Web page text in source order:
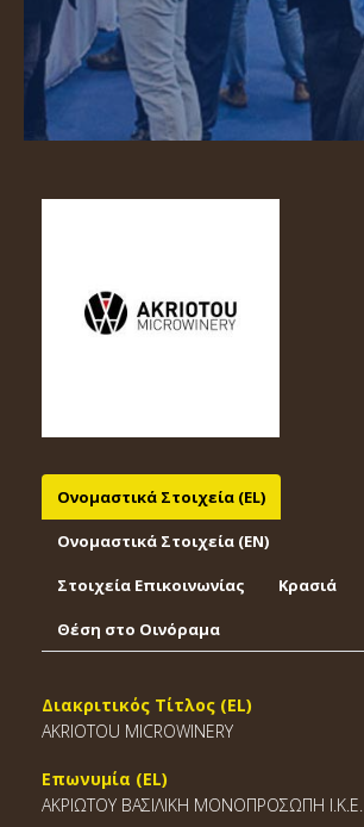
Ονομαστικά Στοιχεία (EL)
Ονομαστικά Στοιχεία (EΝ)
Στοιχεία Επικοινωνίας Κρασιά
Θέση στο Οινόραμα
Διακριτικός Τίτλος (EL)
AKRIOTOU MICROWINERY
Επωνυμία (EL)
ΑΚΡΙΩΤΟΥ ΒΑΣΙΛΙΚΗ ΜΟΝΟΠΡΟΣΩΠΗ Ι.Κ.Ε.